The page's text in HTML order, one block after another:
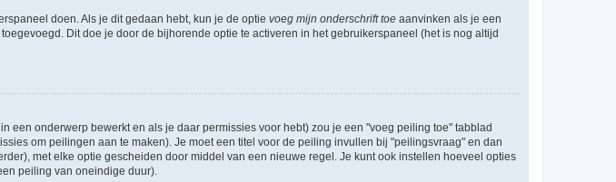
doen. Als je dit gedaan hebt, kun je de optie voeg mijn onderschrift toe aanvinken als je een
Dit doe je door de bijhorende optie te activeren in het gebruikerspaneel (het is nog altijd
onderwerp bewerkt en als je daar permissies voor hebt) zou je een "voeg peiling toe" tabblad
om peilingen aan te maken). Je moet een titel voor de peiling invullen bij "peilingsvraag" en dan
met elke optie gescheiden door middel van een nieuwe regel. Je kunt ook instellen hoeveel opties
peiling van oneindige duur).